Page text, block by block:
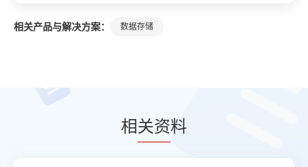
相关产品与解决方案： 数据存储
相关资料